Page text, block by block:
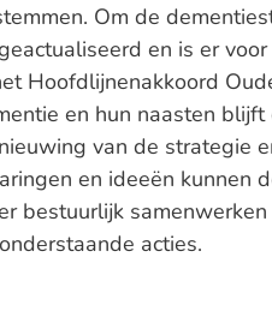
Om de
en is er
Hoofdlijnenakkoord
en hun naasten
van de strategie
en ideeën kunnen
bestuurlijk
acties.